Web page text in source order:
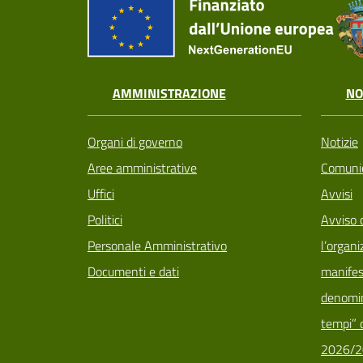
AMMINISTRAZIONE
Organi di governo
Aree amministrative
Uffici
Politici
Personale Amministrativo
Documenti e dati
Notizie
Avvisi
Avviso
tempi”
2026/